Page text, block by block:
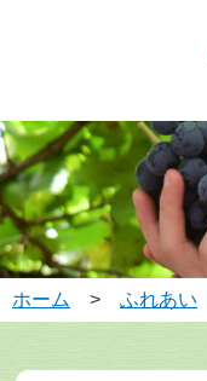
ホーム > ふれあい